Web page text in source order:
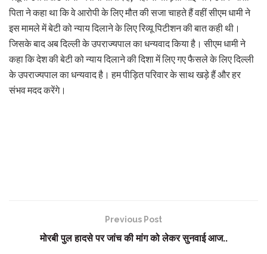
पिता ने कहा था कि वे आरोपी के लिए मौत की सजा चाहते हैं वहीं सीएम धामी ने
इस मामले में बेटी को न्याय दिलाने के लिए रिव्यू पिटीशन की बात कही थी।
जिसके बाद अब दिल्ली के उपराज्यपाल का धन्यवाद किया है। सीएम धामी ने
कहा कि देश की बेटी को न्याय दिलाने की दिशा में लिए गए फैसले के लिए दिल्ली
के उपराज्यपाल का धन्यवाद है। हम पीड़ित परिवार के साथ खड़े हैं और हर
संभव मदद करेंगे।
Previous Post
मोरबी पुल हादसे पर जांच की मांग को लेकर सुनवाई आज..